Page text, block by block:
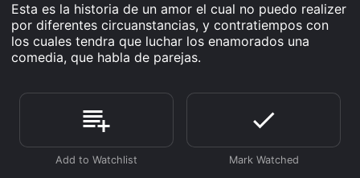
Esta es la historia de un amor el cual no puedo realizer
por diferentes circuanstancias, y contratiempos con
los cuales tendra que luchar los enamorados una
comedia, que habla de parejas.